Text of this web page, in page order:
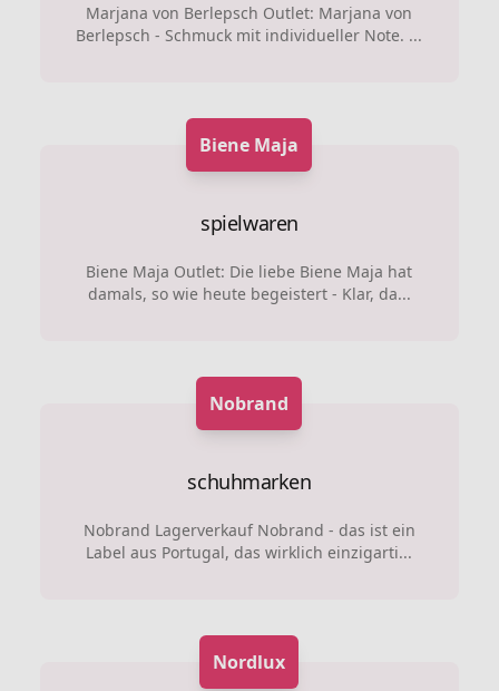
Marjana von Berlepsch Outlet: Marjana von
Berlepsch - Schmuck mit individueller Note. ...
Biene Maja
spielwaren
Biene Maja Outlet: Die liebe Biene Maja hat
damals, so wie heute begeistert - Klar, da...
Nobrand
schuhmarken
Nobrand Lagerverkauf Nobrand - das ist ein
Label aus Portugal, das wirklich einzigarti...
Nordlux